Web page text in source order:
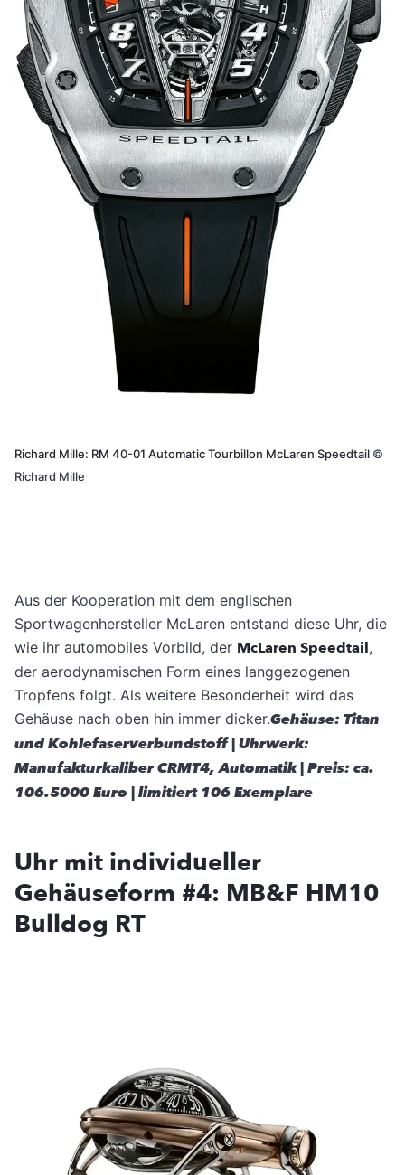
Richard Mille: RM 40-01 Automatic Tourbillon McLaren Speedtail ©
Richard Mille
Aus der Kooperation mit dem englischen
Sportwagenhersteller McLaren entstand diese Uhr, die
wie ihr automobiles Vorbild, der McLaren Speedtail,
der aerodynamischen Form eines langgezogenen
Tropfens folgt. Als weitere Besonderheit wird das
Gehäuse nach oben hin immer dicker.Gehäuse: Titan
und Kohlefaserverbundstoff | Uhrwerk:
Manufakturkaliber CRMT4, Automatik | Preis: ca.
106.5000 Euro | limitiert 106 Exemplare
Uhr mit individueller
Gehäuseform #4: MB&F HM10
Bulldog RT